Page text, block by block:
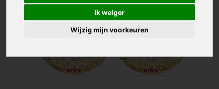
Ik weiger
Wijzig mijn voorkeuren